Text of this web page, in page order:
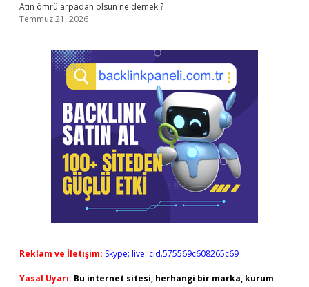
Atın ömrü arpadan olsun ne demek ?
Temmuz 21, 2026
Reklam ve İletişim: Skype: live:.cid.575569c608265c69
Yasal Uyarı: Bu internet sitesi, herhangi bir marka, kurum